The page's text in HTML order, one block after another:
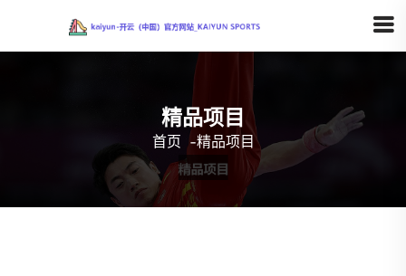
精品项目
首页 -精品项目